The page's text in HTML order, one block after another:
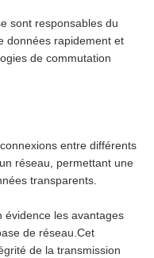
sont responsables du
données rapidement et
de commutation
entre différents
réseau, permettant une
transparents.
évidence les avantages
de réseau.Cet
de la transmission